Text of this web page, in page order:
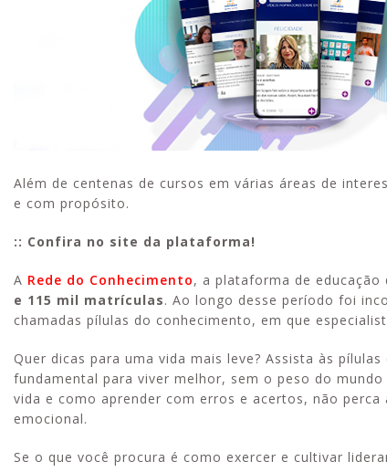
Além de centenas de cursos em várias áreas de
e com propósito.
:: Confira no site da plataforma!
A Rede do Conhecimento, a plataforma de educação
e 115 mil matrículas. Ao longo desse período foi
chamadas pílulas do conhecimento, em que
Quer dicas para uma vida mais leve? Assista às
fundamental para viver melhor, sem o peso do
vida e como aprender com erros e acertos, não
emocional.
Se o que você procura é como exercer e cultivar